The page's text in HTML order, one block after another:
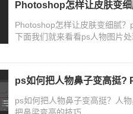
Photoshop怎样让皮肤变
Photoshop怎样让皮肤变细腻
下面我们就来看看ps人物图片
ps如何把人物鼻子变高挺?
ps如何把人物鼻子变高挺？人
把鼻梁变高的技巧